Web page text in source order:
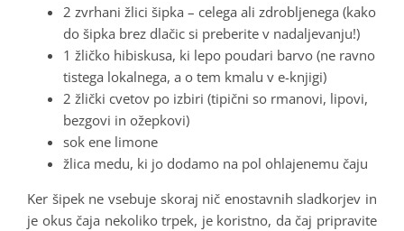
2 zvrhani žlici šipka – celega ali zdrobljenega (kako
do šipka brez dlačic si preberite v nadaljevanju!)
1 žličko hibiskusa, ki lepo poudari barvo (ne ravno
tistega lokalnega, a o tem kmalu v e-knjigi)
2 žlički cvetov po izbiri (tipični so rmanovi, lipovi,
bezgovi in ožepkovi)
sok ene limone
žlica medu, ki jo dodamo na pol ohlajenemu čaju
Ker šipek ne vsebuje skoraj nič enostavnih sladkorjev in
je okus čaja nekoliko trpek, je koristno, da čaj pripravite